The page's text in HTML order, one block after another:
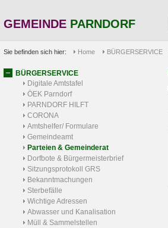
GEMEINDE PARNDORF
Sie befinden sich hier: Home BÜRGERSERVICE
BÜRGERSERVICE
Digitale Amtstafel
ÖEK Parndorf
PARNDORF HILFT
CORONA
Amtshelfer/ Formulare
Gemeindeamt
Parteien & Gemeinderat
Dorfbote & Bürgermeisterbrief
Sitzungsprotokoll GRS
Bekanntmachungen
Sterbefälle
Wichtige Adressen
Abwasser und Kanalisation
Müll & Sammelstellen